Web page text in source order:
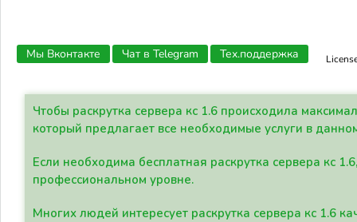
Мы Вконтакте Чат в Telegram Тех.поддержка
Чтобы раскрутка сервера кс 1.6 происходила
который предлагает все необходимые услуги в
Если необходима бесплатная раскрутка сервера кс
профессиональном уровне.
Многих людей интересует раскрутка сервера кс 1.6